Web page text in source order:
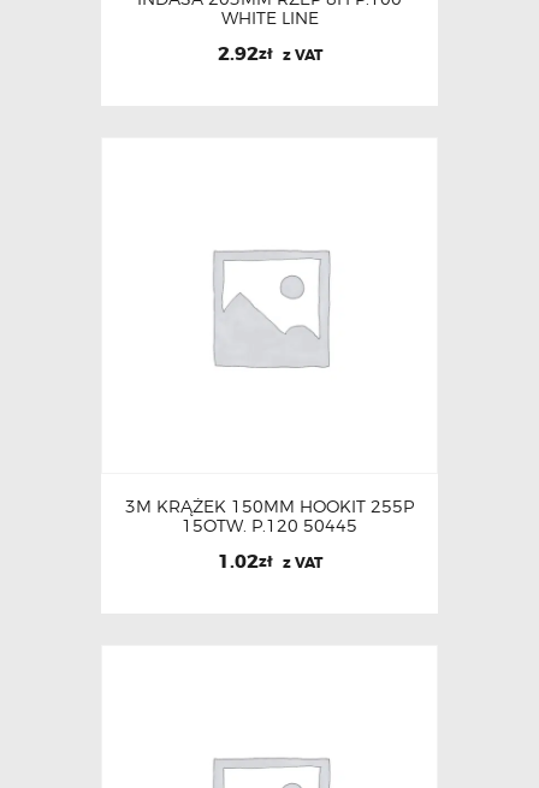
WHITE LINE
2.92zł z VAT
3M KRĄŻEK 150MM HOOKIT 255P
15OTW. P.120 50445
1.02zł z VAT